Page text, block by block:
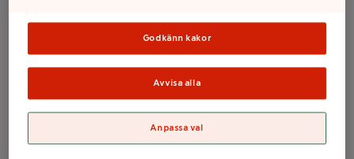
Godkänn kakor
Avvisa alla
Anpassa val